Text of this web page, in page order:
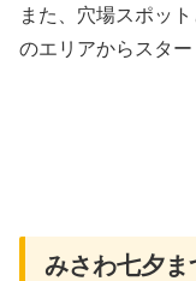
また、穴場スポッ
のエリアからスター
みさわ七夕ま